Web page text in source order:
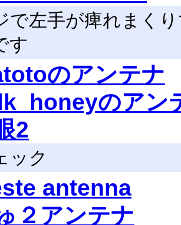
で左手が痺れまく
す
のアンテナ
のアン
2
ック
antenna
２アンテナ